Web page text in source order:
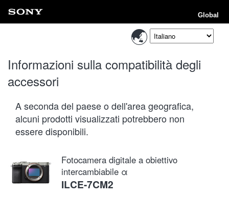
Global
Informazioni sulla compatibilità degli
accessori
A seconda del paese o dell'area geografica,
alcuni prodotti visualizzati potrebbero non
essere disponibili.
Fotocamera digitale a obiettivo
intercambiabile α
ILCE-7CM2